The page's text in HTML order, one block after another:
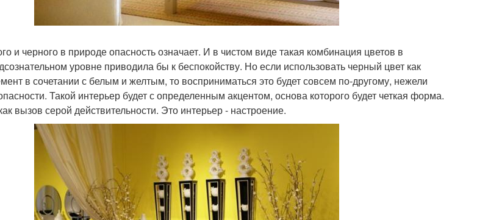
и черного в природе опасность означает. И в чистом виде такая комбинация цветов в
уровне приводила бы к беспокойству. Но если использовать черный цвет как
в сочетании с белым и желтым, то восприниматься это будет совсем по-другому, нежели
Такой интерьер будет с определенным акцентом, основа которого будет четкая форма.
вызов серой действительности. Это интерьер - настроение.